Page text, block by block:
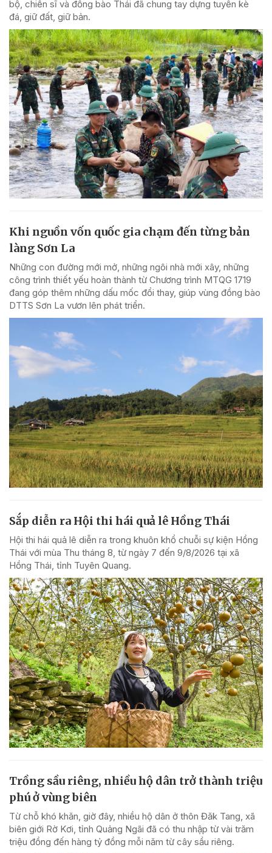
bộ, chiến sĩ và đồng bào Thái đã chung tay dựng tuyến kè
đá, giữ đất, giữ bản.
Khi nguồn vốn quốc gia chạm đến từng bản
làng Sơn La
Những con đường mới mở, những ngôi nhà mới xây, những
công trình thiết yếu hoàn thành từ Chương trình MTQG 1719
đang góp thêm những dấu mốc đổi thay, giúp vùng đồng bào
DTTS Sơn La vươn lên phát triển.
Sắp diễn ra Hội thi hái quả lê Hồng Thái
Hội thi hái quả lê diễn ra trong khuôn khổ chuỗi sự kiện Hồng
Thái với mùa Thu tháng 8, từ ngày 7 đến 9/8/2026 tại xã
Hồng Thái, tỉnh Tuyên Quang.
Trồng sầu riêng, nhiều hộ dân trở thành triệu
phú ở vùng biên
Từ chỗ khó khăn, giờ đây, nhiều hộ dân ở thôn Đăk Tang, xã
biên giới Rờ Kơi, tỉnh Quảng Ngãi đã có thu nhập từ vài trăm
triệu đồng đến hàng tỷ đồng mỗi năm từ cây sầu riêng.